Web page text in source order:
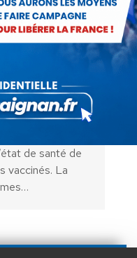
leur
dernière par le
de santé de
vaccinés. La